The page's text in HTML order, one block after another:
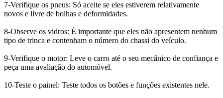
7-Verifique os pneus: Só aceite se eles estiverem relativamente
novos e livre de bolhas e deformidades.
8-Observe os vidros: É importante que eles não apresentem nenhum
tipo de trinca e contenham o número do chassi do veículo.
9-Verifique o motor: Leve o carro até o seu mecânico de confiança e
peça uma avaliação do automóvel.
10-Teste o painel: Teste todos os botões e funções existentes nele.